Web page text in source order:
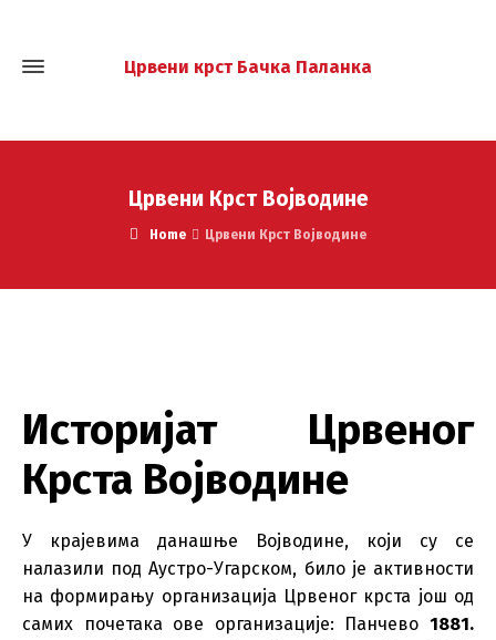
Црвени крст Бачка Паланка
Црвени Крст Војводине
Home Црвени Крст Војводине
Историјат Црвеног
Крста Војводине
У крајевима данашње Војводине, који су се
налазили под Аустро-Угарском, било је активности
на формирању организација Црвеног крста још од
самих почетака ове организације: Панчево 1881.